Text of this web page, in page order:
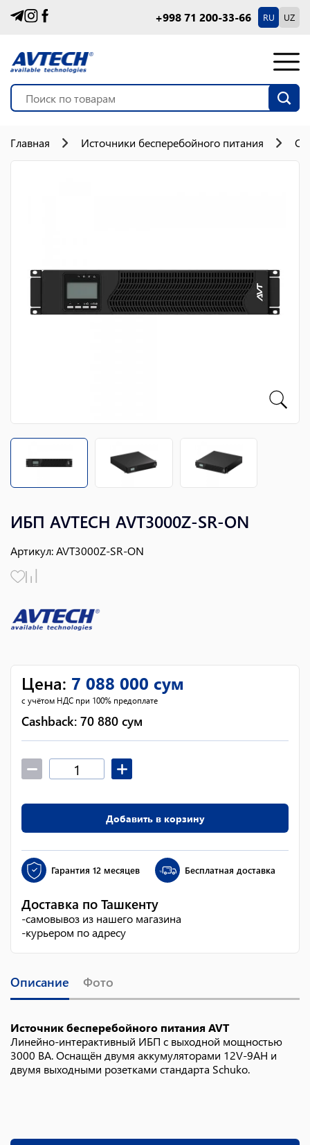
+998 71 200-33-66 RU UZ
Главная Источники бесперебойного питания
ИБП AVTECH AVT3000Z-SR-ON
Артикул:AVT3000Z-SR-ON
Цена: 7 088 000 сум
с учётом НДС при 100% предоплате
Cashback: 70 880 сум
Добавить в корзину
Гарантия 12 месяцев Бесплатная доставка
Доставка по Ташкенту
-самовывоз из нашего магазина
-курьером по адресу
Описание Фото
Источник бесперебойного питания AVT
Линейно-интерактивный ИБП с выходной мощностью
3000 ВА. Оснащён двумя аккумуляторами 12V-9AH и
двумя выходными розетками стандарта Schuko.